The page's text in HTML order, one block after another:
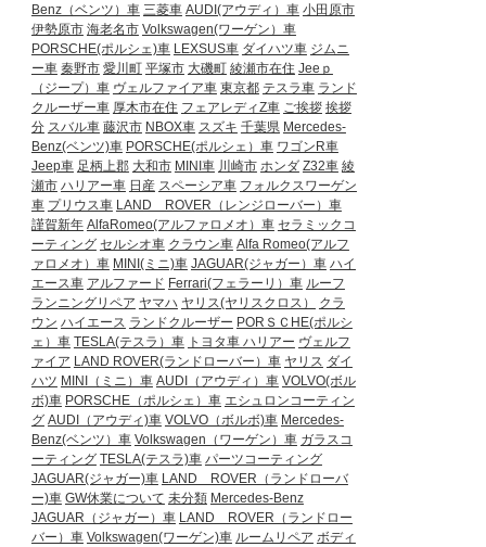
Benz（ベンツ）車 三菱車 AUDI(アウディ）車 小田原市
伊勢原市 海老名市 Volkswagen(ワーゲン）車
PORSCHE(ポルシェ)車 LEXSUS車 ダイハツ車 ジムニ
ー車 秦野市 愛川町 平塚市 大磯町 綾瀬市在住 Jeeｐ
（ジープ）車 ヴェルファイア車 東京都 テスラ車 ランド
クルーザー車 厚木市在住 フェアレディZ車 ご挨拶 挨拶
分 スバル車 藤沢市 NBOX車 スズキ 千葉県 Mercedes-
Benz(ベンツ)車 PORSCHE(ポルシェ）車 ワゴンR車
Jeep車 足柄上郡 大和市 MINI車 川崎市 ホンダ Z32車 綾
瀬市 ハリアー車 日産 スペーシア車 フォルクスワーゲン
車 プリウス車 LAND ROVER（レンジローバー）車
謹賀新年 AlfaRomeo(アルファロメオ）車 セラミックコ
ーティング セルシオ車 クラウン車 Alfa Romeo(アルフ
ァロメオ）車 MINI(ミニ)車 JAGUAR(ジャガー）車 ハイ
エース車 アルファード Ferrari(フェラーリ）車 ルーフ
ランニングリペア ヤマハ ヤリス(ヤリスクロス）
クラ
ウン ハイエース ランドクルーザー PORＳＣHE(ポルシ
ェ）車 TESLA(テスラ）車 トヨタ車 ハリアー ヴェルフ
ァイア LAND ROVER(ランドローバー）車 ヤリス ダイ
ハツ MINI（ミニ）車 AUDI（アウディ）車 VOLVO(ボル
ボ)車 PORSCHE（ポルシェ）車 エシュロンコーティン
グ AUDI（アウディ)車 VOLVO（ボルボ)車 Mercedes-
Benz(ベンツ）車 Volkswagen（ワーゲン）車 ガラスコ
ーティング TESLA(テスラ)車 パーツコーティング
JAGUAR(ジャガー)車 LAND ROVER（ランドローバ
ー)車 GW休業について 未分類 Mercedes-Benz
JAGUAR（ジャガー）車 LAND ROVER（ランドロー
バー）車 Volkswagen(ワーゲン)車 ルームリペア ボディ